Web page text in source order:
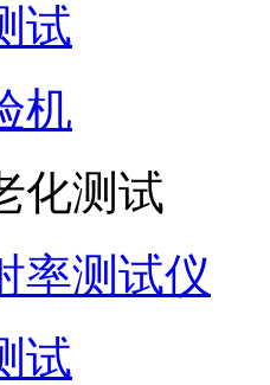
试
机
化测试
率测试仪
试